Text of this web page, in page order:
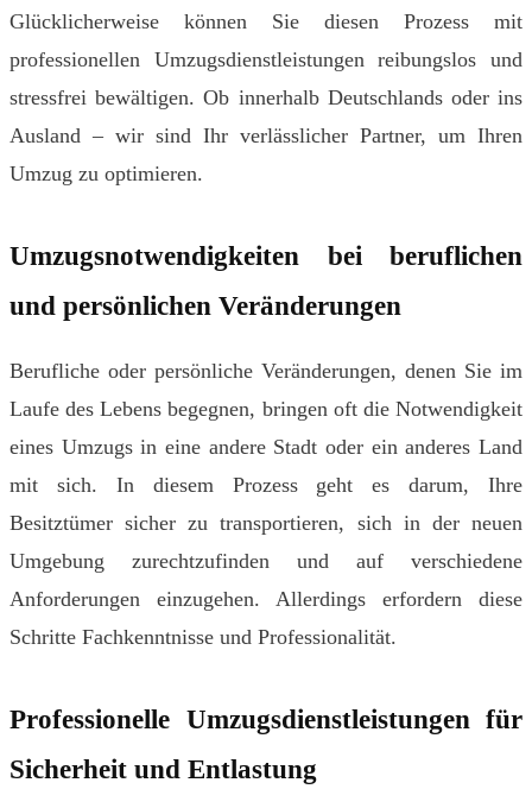
Glücklicherweise können Sie diesen Prozess mit
professionellen Umzugsdienstleistungen reibungslos und
stressfrei bewältigen. Ob innerhalb Deutschlands oder ins
Ausland – wir sind Ihr verlässlicher Partner, um Ihren
Umzug zu optimieren.
Umzugsnotwendigkeiten bei beruflichen
und persönlichen Veränderungen
Berufliche oder persönliche Veränderungen, denen Sie im
Laufe des Lebens begegnen, bringen oft die Notwendigkeit
eines Umzugs in eine andere Stadt oder ein anderes Land
mit sich. In diesem Prozess geht es darum, Ihre
Besitztümer sicher zu transportieren, sich in der neuen
Umgebung zurechtzufinden und auf verschiedene
Anforderungen einzugehen. Allerdings erfordern diese
Schritte Fachkenntnisse und Professionalität.
Professionelle Umzugsdienstleistungen für
Sicherheit und Entlastung